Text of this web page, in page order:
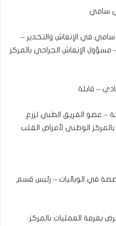
سامي
في الإنعاش والتخدير –
الإنعاش الجراحي بالمركز
– قابلة
عضو الفريق الطبي لزرع
الوطني لأمراض القلب
في الوبائيات – رئيس قسم
بغرفة العمليات بالمركز